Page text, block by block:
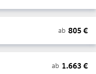
ab 805 €
ab 1.663 €